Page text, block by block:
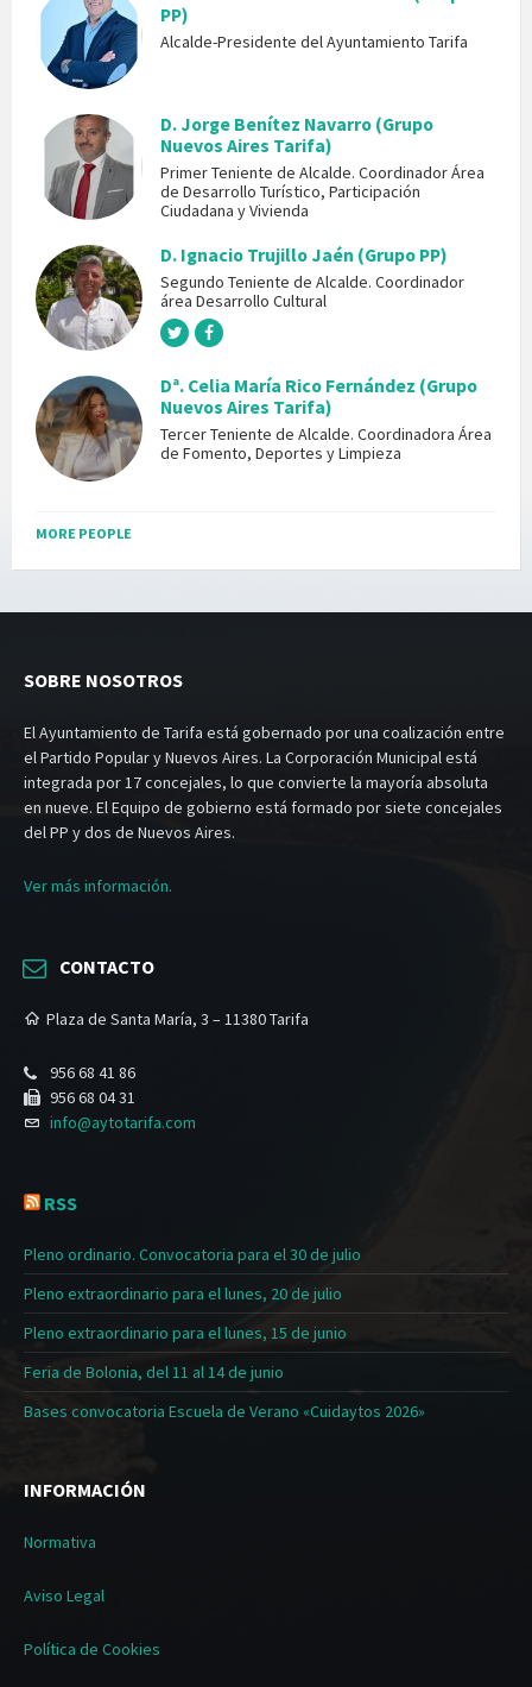
PP)
Alcalde-Presidente del Ayuntamiento Tarifa
D. Jorge Benítez Navarro (Grupo
Nuevos Aires Tarifa)
Primer Teniente de Alcalde. Coordinador Área
de Desarrollo Turístico, Participación
Ciudadana y Vivienda
D. Ignacio Trujillo Jaén (Grupo PP)
Segundo Teniente de Alcalde. Coordinador
área Desarrollo Cultural
Dª. Celia María Rico Fernández (Grupo
Nuevos Aires Tarifa)
Tercer Teniente de Alcalde. Coordinadora Área
de Fomento, Deportes y Limpieza
MORE PEOPLE
SOBRE NOSOTROS
El Ayuntamiento de Tarifa está gobernado por una coalización entre
el Partido Popular y Nuevos Aires. La Corporación Municipal está
integrada por 17 concejales, lo que convierte la mayoría absoluta
en nueve. El Equipo de gobierno está formado por siete concejales
del PP y dos de Nuevos Aires.
Ver más información.
CONTACTO
Plaza de Santa María, 3 – 11380 Tarifa
956 68 41 86
956 68 04 31
info@aytotarifa.com
RSS
Pleno ordinario. Convocatoria para el 30 de julio
Pleno extraordinario para el lunes, 20 de julio
Pleno extraordinario para el lunes, 15 de junio
Feria de Bolonia, del 11 al 14 de junio
Bases convocatoria Escuela de Verano «Cuidaytos 2026»
INFORMACIÓN
Normativa
Aviso Legal
Política de Cookies